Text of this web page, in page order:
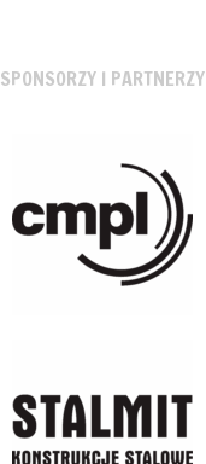
SPONSORZY I PARTNERZY